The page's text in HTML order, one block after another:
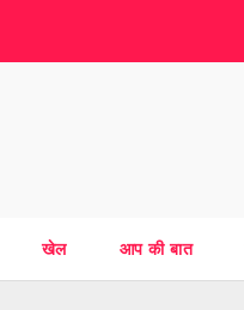
खेल आप की बात